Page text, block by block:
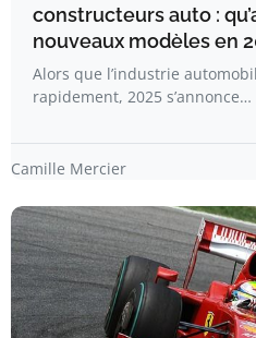
constructeurs auto :
nouveaux modèles en
Alors que l’industrie
rapidement, 2025 s’annonce…
Camille Mercier